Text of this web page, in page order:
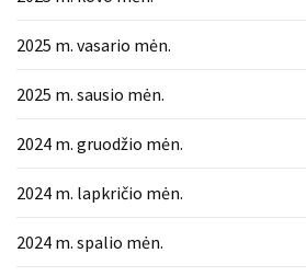
2025 m. vasario mėn.
2025 m. sausio mėn.
2024 m. gruodžio mėn.
2024 m. lapkričio mėn.
2024 m. spalio mėn.